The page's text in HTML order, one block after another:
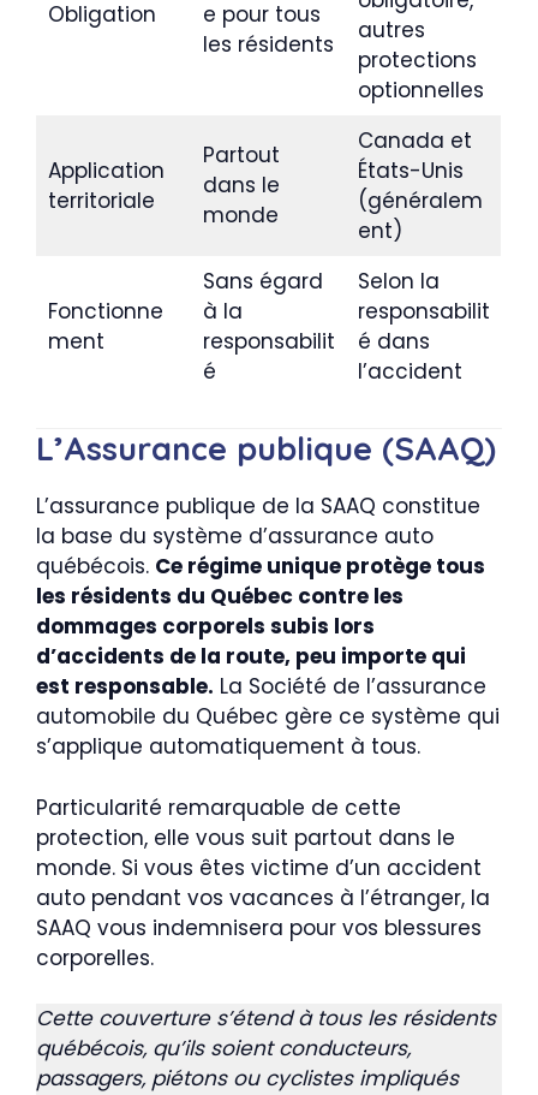
Obligation
e pour tous
les résidents
autres
protections
optionnelles
Application
territoriale
Partout
dans le
monde
Canada et
États-Unis
(généralem
ent)
Fonctionne
ment
Sans égard
à la
responsabilit
é
Selon la
responsabilit
é dans
l’accident
L’Assurance publique (SAAQ)
L’assurance publique de la SAAQ constitue
la base du système d’assurance auto
québécois. Ce régime unique protège tous
les résidents du Québec contre les
dommages corporels subis lors
d’accidents de la route, peu importe qui
est responsable. La Société de l’assurance
automobile du Québec gère ce système qui
s’applique automatiquement à tous.
Particularité remarquable de cette
protection, elle vous suit partout dans le
monde. Si vous êtes victime d’un accident
auto pendant vos vacances à l’étranger, la
SAAQ vous indemnisera pour vos blessures
corporelles.
Cette couverture s’étend à tous les résidents
québécois, qu’ils soient conducteurs,
passagers, piétons ou cyclistes impliqués